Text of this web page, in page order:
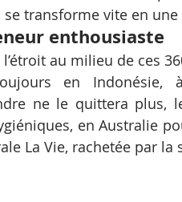
se transforme vite en
enthousiaste
au milieu de ces
en Indonésie,
ne le quittera
en Australie
La Vie, rachetée par